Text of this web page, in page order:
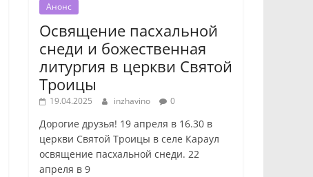
Анонс
Освящение пасхальной
снеди и божественная
литургия в церкви Святой
Троицы
19.04.2025 inzhavino 0
Дорогие друзья! 19 апреля в 16.30 в
церкви Святой Троицы в селе Караул
освящение пасхальной снеди. 22
апреля в 9